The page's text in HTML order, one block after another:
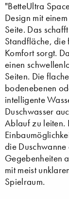
"BetteUltra
Design mit
Seite. Das
Standfläche, die
Komfort sorgt.
einen
Seiten. Die
bodenebenen
intelligente
Duschwasser
Ablauf zu leiten.
die
Gegebenheiten
mit meist
Spielraum.